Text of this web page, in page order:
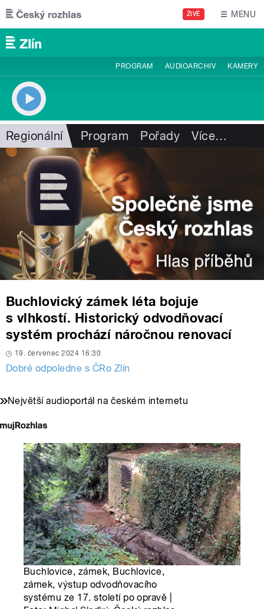
Přejít k hlavnímu obsahu
ŽIVĚ MENU
PROGRAM AUDIOARCHIV KAMERY
Regionální Program Pořady Více…
Buchlovický zámek léta bojuje
s vlhkostí. Historický odvodňovací
systém prochází náročnou renovací
19. červenec 2024 16:30
Dobré odpoledne s ČRo Zlín
Největší audioportál na českém internetu
Buchlovice, zámek, Buchlovice,
zámek, výstup odvodňovacího
systému ze 17. století po opravě |